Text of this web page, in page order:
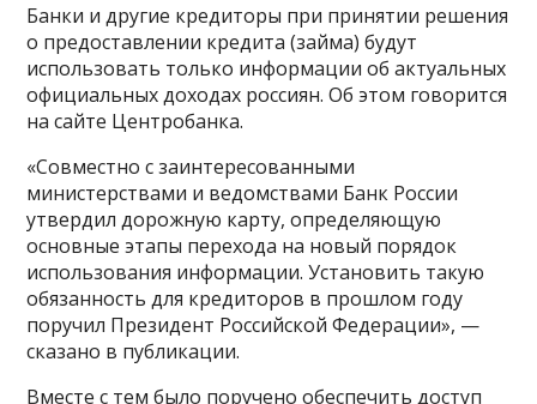
Банки и другие кредиторы при принятии решения
о предоставлении кредита (займа) будут
использовать только информации об актуальных
официальных доходах россиян. Об этом говорится
на сайте Центробанка.
«Совместно с заинтересованными
министерствами и ведомствами Банк России
утвердил дорожную карту, определяющую
основные этапы перехода на новый порядок
использования информации. Установить такую
обязанность для кредиторов в прошлом году
поручил Президент Российской Федерации», —
сказано в публикации.
Вместе с тем было поручено обеспечить доступ